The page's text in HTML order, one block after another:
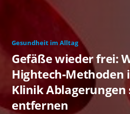
Gesundheit im Alltag
Gefäße wieder frei:
Klinik Ablagerungen
entfernen